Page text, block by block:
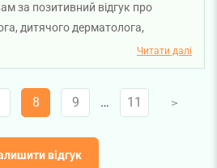
за позитивний відгук про
дитячого дерматолога,
вам міцного здоров'я.
Читати далі
8 9 … 11 V
відгук